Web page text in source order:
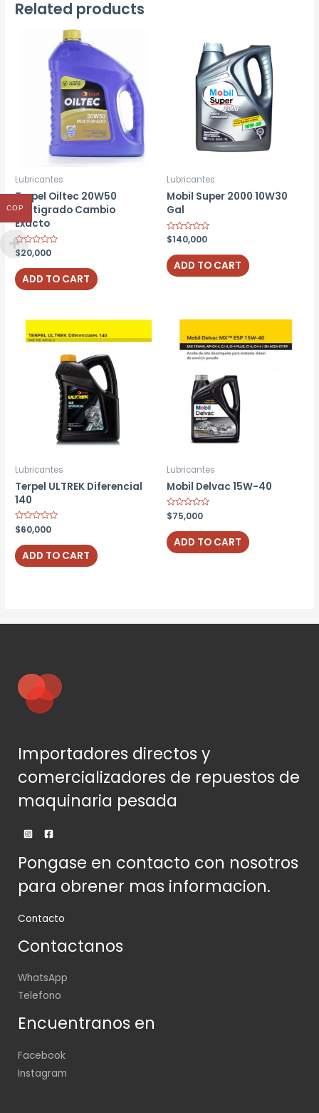
Related products
Lubricantes
Terpel Oiltec 20W50
Multigrado Cambio
Exacto
Rated
0
out
of
5
$20,000
ADD TO CART
Lubricantes
Mobil Super 2000 10W30
Gal
Rated
0
out
of
5
$140,000
ADD TO CART
Lubricantes
Terpel ULTREK Diferencial
140
Rated
0
out
of
5
$60,000
ADD TO CART
Lubricantes
Mobil Delvac 15W-40
Rated
0
out
of
5
$75,000
ADD TO CART
Importadores directos y
comercializadores de repuestos de
maquinaria pesada
Pongase en contacto con nosotros
para obrener mas informacion.
Contacto
Contactanos
WhatsApp
Telefono
Encuentranos en
Facebook
Instagram
COP